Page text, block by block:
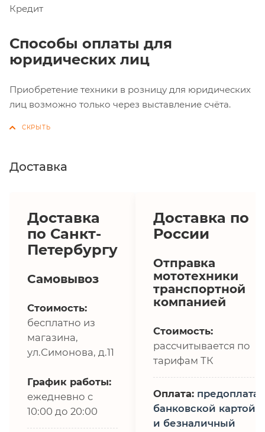
Кредит
Способы оплаты для
юридических лиц
Приобретение техники в розницу для юридических
лиц возможно только через выставление счёта.
Доставка
Доставка
по Санкт-
Петербургу
Самовывоз
Стоимость:
бесплатно из
магазина,
ул.Симонова, д.11
График работы:
ежедневно с
10:00 до 20:00
Доставка по
России
Отправка
мототехники
транспортной
компанией
Стоимость:
рассчитывается по
тарифам ТК
Оплата: предоплата,
банковской картой
и безналичный